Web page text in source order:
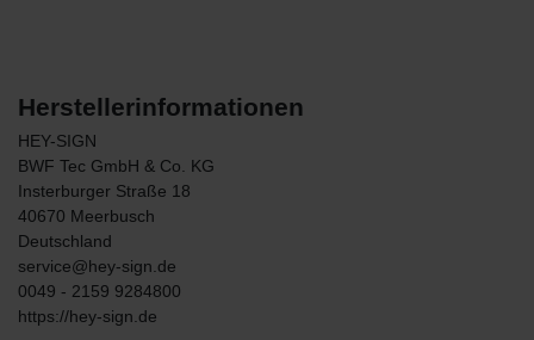
Herstellerinformationen
HEY-SIGN
BWF Tec GmbH & Co. KG
Insterburger Straße 18
40670 Meerbusch
Deutschland
service@hey-sign.de
0049 - 2159 9284800
https://hey-sign.de